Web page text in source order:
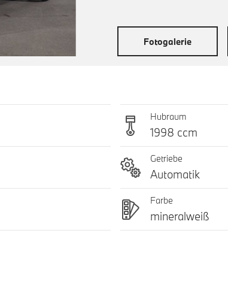
Fotogalerie
Hubraum
1998 ccm
Getriebe
Automatik
Farbe
mineralweiß